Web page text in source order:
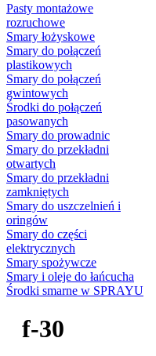
Pasty montażowe
rozruchowe
Smary łożyskowe
Smary do połączeń
plastikowych
Smary do połączeń
gwintowych
Środki do połączeń
pasowanych
Smary do prowadnic
Smary do przekładni
otwartych
Smary do przekładni
zamkniętych
Smary do uszczelnień i
oringów
Smary do części
elektrycznych
Smary spożywcze
Smary i oleje do łańcucha
Środki smarne w SPRAYU
f-30